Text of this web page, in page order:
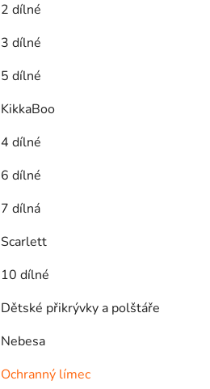
2 dílné
3 dílné
5 dílné
KikkaBoo
4 dílné
6 dílné
7 dílná
Scarlett
10 dílné
Dětské přikrývky a polštáře
Nebesa
Ochranný límec